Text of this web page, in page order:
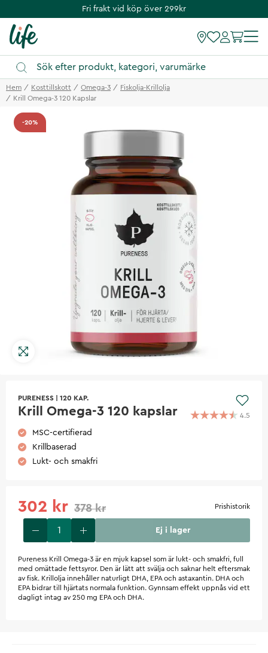
Fri frakt vid köp över 299kr
Hem Kosttillskott Omega-3
Fiskolja-Krillolja
Krill Omega-3 120 Kapslar
-20%
PURENESS 120 KAP.
Krill Omega-3 120 kapslar 4.5
MSC-certifierad
Krillbaserad
Lukt- och smakfri
302 kr 378 kr Prishistorik
Ej i lager
Pureness Krill Omega-3 är en mjuk kapsel som är lukt- och smakfri, full
med omättade fettsyror. Den är lätt att svälja och saknar helt eftersmak
av fisk. Krillolja innehåller naturligt DHA, EPA och astaxantin. DHA och
EPA bidrar till hjärtats normala funktion. Gynnsam effekt uppnås vid ett
dagligt intag av 250 mg EPA och DHA.